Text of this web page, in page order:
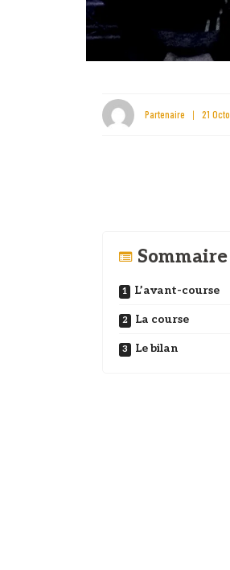
Partenaire 21
Sommaire
L’avant-course
La course
Le bilan